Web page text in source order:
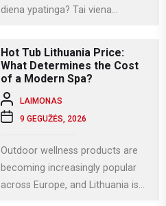
diena ypatinga? Tai viena
Hot Tub Lithuania Price:
What Determines the Cost
of a Modern Spa?
LAIMONAS
9 GEGUŽĖS, 2026
Outdoor wellness products are
becoming increasingly popular
across Europe, and Lithuania is